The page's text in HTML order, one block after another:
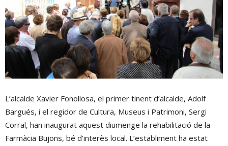
L’alcalde Xavier Fonollosa, el primer tinent d’alcalde, Adolf
Bargués, i el regidor de Cultura, Museus i Patrimoni, Sergi
Corral, han inaugurat aquest diumenge la rehabilitació de la
Farmàcia Bujons, bé d’interès local. L’establiment ha estat